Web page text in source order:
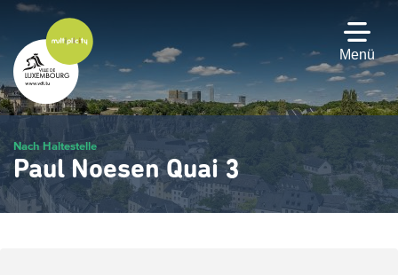
Zum
Hauptinhalt
gehen
Menü
Nach Haltestelle
Paul Noesen Quai 3